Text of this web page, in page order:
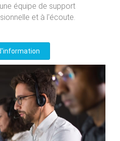
équipe de support
et à l'écoute.